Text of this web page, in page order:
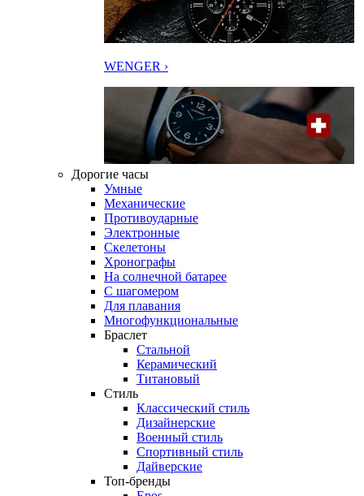
WENGER ›
Дорогие часы
Умные
Механические
Противоударные
Электронные
Скелетоны
Хронографы
На солнечной батарее
С шагомером
Для плавания
Многофункциональные
Браслет
Стальной
Керамический
Титановый
Стиль
Классический стиль
Дизайнерские
Военный стиль
Спортивный стиль
Дайверские
Топ-бренды